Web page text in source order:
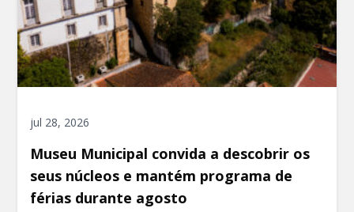
jul 28, 2026
Museu Municipal convida a descobrir os
seus núcleos e mantém programa de
férias durante agosto